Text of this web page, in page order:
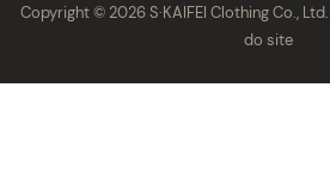
Copyright © 2026 S·KAIFEI Clothing Co.,
do site